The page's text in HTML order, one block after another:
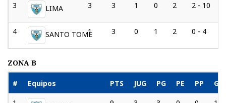
3 LIMA 3 3 1 0 2 2 - 10
4 SANTO TOME
1 3 0 1 2 0 - 4
ZONA B
# Equipos PTS JUG PG PE PP